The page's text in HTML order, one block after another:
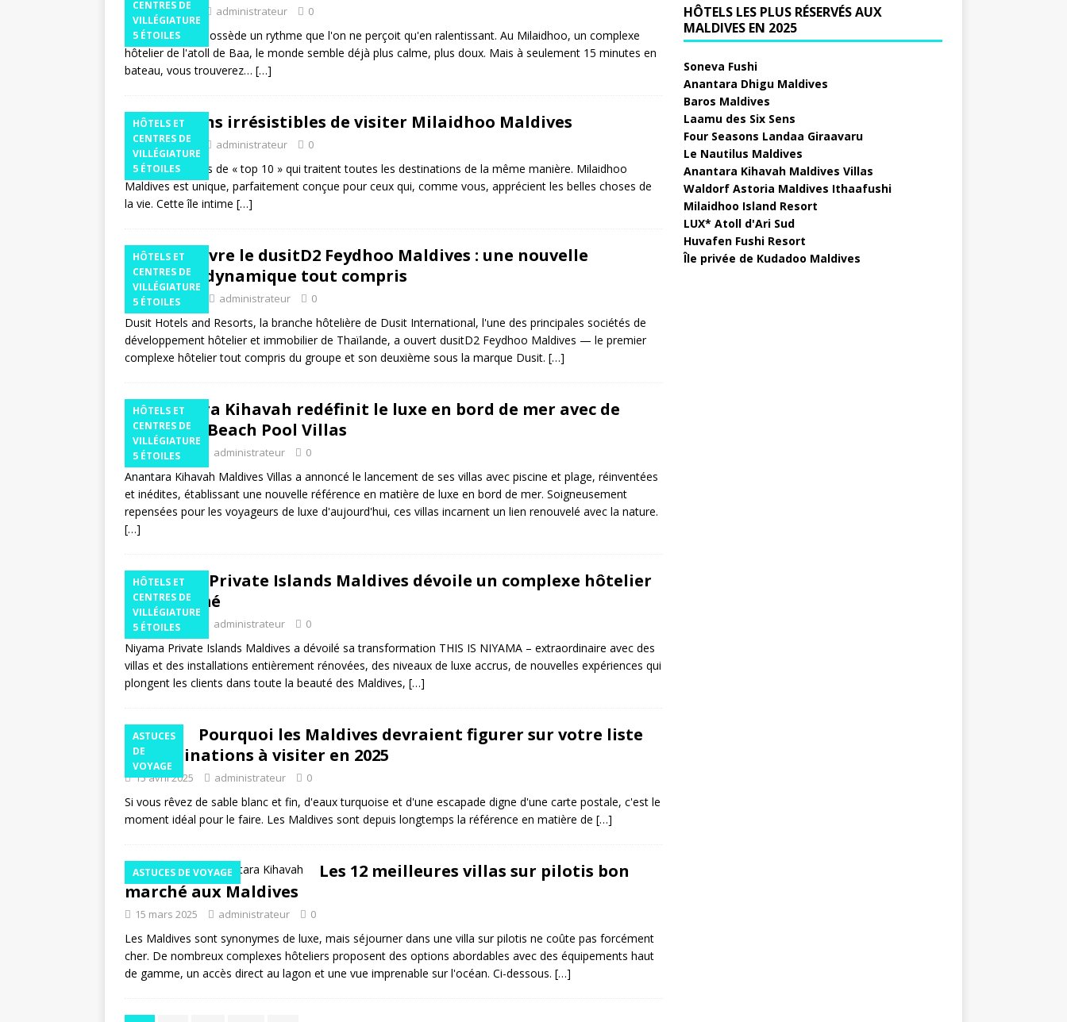
CENTRES DE
VILLÉGIATURE
5 ÉTOILES
14 août 2025 administrateur 0
La vie insulaire possède un rythme que l'on ne perçoit qu'en ralentissant. Au Milaidhoo, un complexe
hôtelier de l'atoll de Baa, le monde semble déjà plus calme, plus doux. Mais à seulement 15 minutes en
bateau, vous trouverez… […]
HÔTELS ET
CENTRES DE
VILLÉGIATURE
5 ÉTOILES
10 raisons irrésistibles de visiter Milaidhoo Maldives
13 août 2025 administrateur 0
Oubliez ces listes de « top 10 » qui traitent toutes les destinations de la même manière. Milaidhoo
Maldives est unique, parfaitement conçue pour ceux qui, comme vous, apprécient les belles choses de
la vie. Cette île intime […]
HÔTELS ET
CENTRES DE
VILLÉGIATURE
5 ÉTOILES
Dusit ouvre le dusitD2 Feydhoo Maldives : une nouvelle
escapade dynamique tout compris
28 juillet 2025 administrateur 0
Dusit Hotels and Resorts, la branche hôtelière de Dusit International, l'une des principales sociétés de
développement hôtelier et immobilier de Thaïlande, a ouvert dusitD2 Feydhoo Maldives — le premier
complexe hôtelier tout compris du groupe et son deuxième sous la marque Dusit. […]
HÔTELS ET
CENTRES DE
VILLÉGIATURE
5 ÉTOILES
Anantara Kihavah redéfinit le luxe en bord de mer avec de
nouvelles Beach Pool Villas
9 juillet 2025 administrateur 0
Anantara Kihavah Maldives Villas a annoncé le lancement de ses villas avec piscine et plage, réinventées
et inédites, établissant une nouvelle référence en matière de luxe en bord de mer. Soigneusement
repensées pour les voyageurs de luxe d'aujourd'hui, ces villas incarnent un lien renouvelé avec la nature.
[…]
HÔTELS ET
CENTRES DE
VILLÉGIATURE
5 ÉTOILES
Niyama Private Islands Maldives dévoile un complexe hôtelier
transformé
5 juillet 2025 administrateur 0
Niyama Private Islands Maldives a dévoilé sa transformation THIS IS NIYAMA – extraordinaire avec des
villas et des installations entièrement rénovées, des niveaux de luxe accrus, de nouvelles expériences qui
plongent les clients dans toute la beauté des Maldives, […]
ASTUCES
DE
VOYAGE
Pourquoi les Maldives devraient figurer sur votre liste
de destinations à visiter en 2025
15 avril 2025 administrateur 0
Si vous rêvez de sable blanc et fin, d'eaux turquoise et d'une escapade digne d'une carte postale, c'est le
moment idéal pour le faire. Les Maldives sont depuis longtemps la référence en matière de […]
ASTUCES DE VOYAGE
Les 12 meilleures villas sur pilotis bon
marché aux Maldives
15 mars 2025 administrateur 0
Les Maldives sont synonymes de luxe, mais séjourner dans une villa sur pilotis ne coûte pas forcément
cher. De nombreux complexes hôteliers proposent des options abordables avec des équipements haut
de gamme, un accès direct au lagon et une vue imprenable sur l'océan. Ci-dessous. […]
HÔTELS LES PLUS RÉSERVÉS AUX
MALDIVES EN 2025
Soneva Fushi
Anantara Dhigu Maldives
Baros Maldives
Laamu des Six Sens
Four Seasons Landaa Giraavaru
Le Nautilus Maldives
Anantara Kihavah Maldives Villas
Waldorf Astoria Maldives Ithaafushi
Milaidhoo Island Resort
LUX* Atoll d'Ari Sud
Huvafen Fushi Resort
Île privée de Kudadoo Maldives